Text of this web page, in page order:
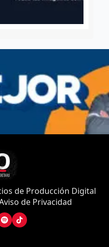
de Producción Digital
de Privacidad